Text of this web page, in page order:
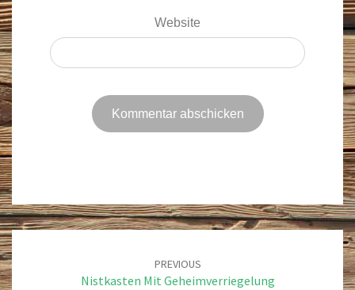
Website
Post
navigation
PREVIOUS
Nistkasten Mit Geheimverriegelung